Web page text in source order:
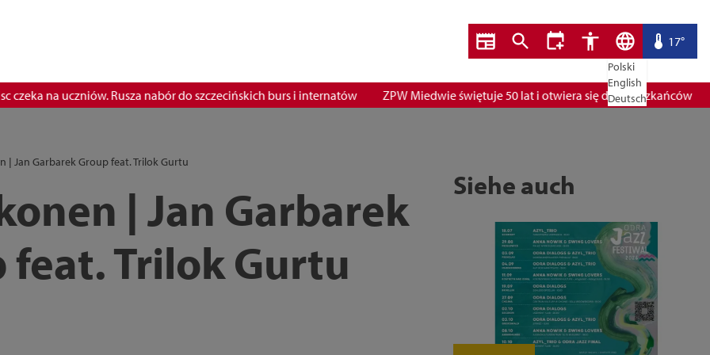
Polski
English
Deutsch
17°
na uczniów. Rusza nabór do szczecińskich burs i internatów ZPW Miedwie świętuje 50 lat i otwiera się dla mieszkańców
| Jan Garbarek Group feat. Trilok Gurtu
| Jan Garbarek
feat. Trilok Gurtu
Siehe auch